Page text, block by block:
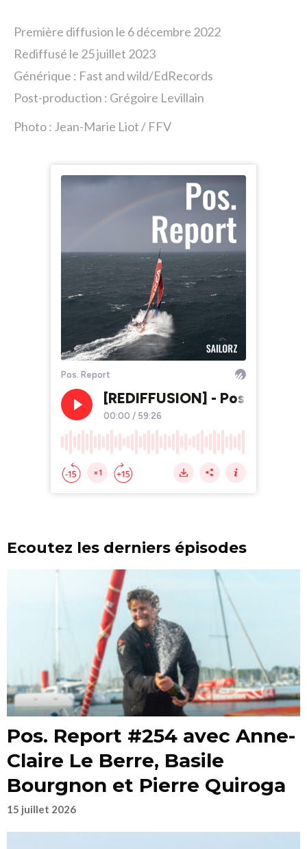
Première diffusion le 6 décembre 2022
Rediffusé le 25 juillet 2023
Générique : Fast and wild/EdRecords
Post-production : Grégoire Levillain
Photo : Jean-Marie Liot / FFV
Ecoutez les derniers épisodes
Pos. Report #254 avec Anne-
Claire Le Berre, Basile
Bourgnon et Pierre Quiroga
15 juillet 2026